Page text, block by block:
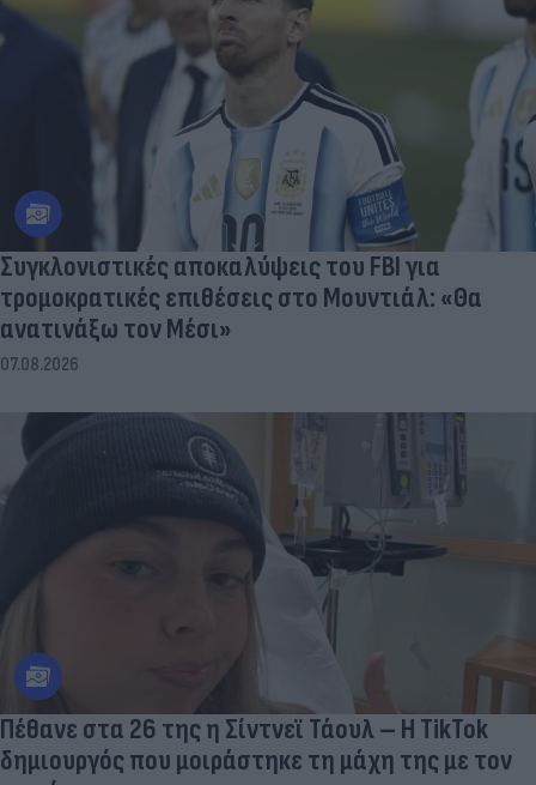
Συγκλονιστικές αποκαλύψεις του FBI για
τρομοκρατικές επιθέσεις στο Μουντιάλ: «Θα
ανατινάξω τον Μέσι»
07.08.2026
Πέθανε στα 26 της η Σίντνεϊ Τάουλ – Η TikTok
δημιουργός που μοιράστηκε τη μάχη της με τον